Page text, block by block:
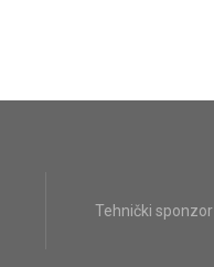
Tehnički sponzor